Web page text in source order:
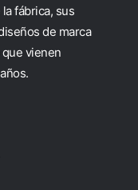
fábrica, sus
de marca
vienen